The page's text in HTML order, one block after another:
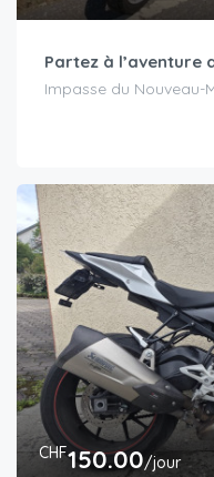
Partez à l’aventure
Impasse du Nouveau-
CHF150.00/jour